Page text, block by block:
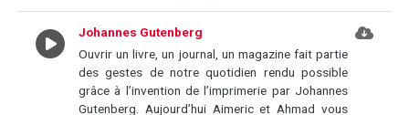
Johannes Gutenberg
Ouvrir un livre, un journal, un magazine fait partie
des gestes de notre quotidien rendu possible
grâce à l’invention de l’imprimerie par Johannes
Gutenberg. Aujourd’hui Aimeric et Ahmad vous